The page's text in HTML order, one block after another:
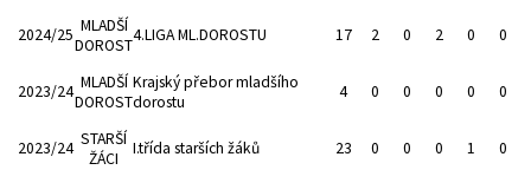
2024/25 MLADŠÍ
DOROST
4.LIGA ML.DOROSTU 17 2 0 2 0 0
2023/24 MLADŠÍ
DOROST
Krajský přebor mladšího
dorostu
4 0 0 0 0 0
2023/24 STARŠÍ
ŽÁCI
I.třída starších žáků 23 0 0 0 1 0